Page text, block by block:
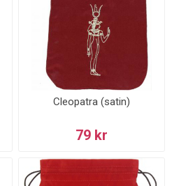
Cleopatra (satin)
79 kr